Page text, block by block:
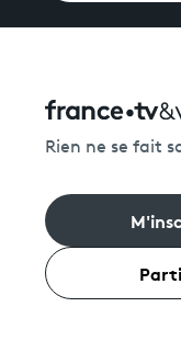
Rien ne se fait